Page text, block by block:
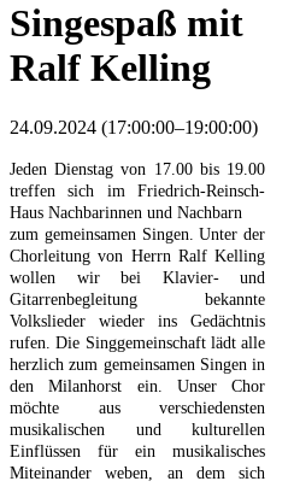
Singespaß mit
Ralf Kelling
24.09.2024 (17:00:00–19:00:00)
Jeden Dienstag von 17.00 bis 19.00
treffen sich im Friedrich-Reinsch-
Haus Nachbarinnen und Nachbarn
zum gemeinsamen Singen. Unter der
Chorleitung von Herrn Ralf Kelling
wollen wir bei Klavier- und
Gitarrenbegleitung bekannte
Volkslieder wieder ins Gedächtnis
rufen. Die Singgemeinschaft lädt alle
herzlich zum gemeinsamen Singen in
den Milanhorst ein. Unser Chor
möchte aus verschiedensten
musikalischen und kulturellen
Einflüssen für ein musikalisches
Miteinander weben, an dem sich